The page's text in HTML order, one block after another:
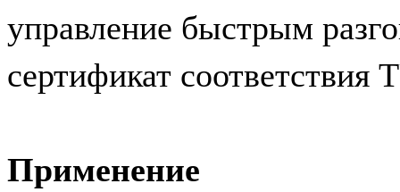
управление быстрым
сертификат соответствия
Применение